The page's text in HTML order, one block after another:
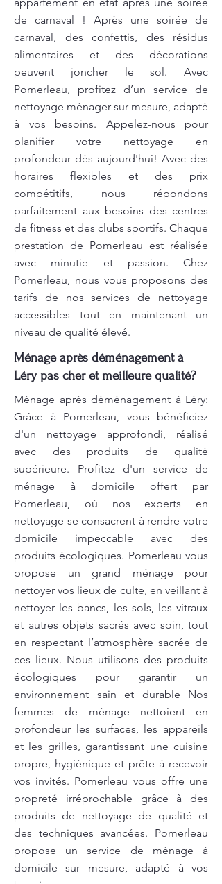
de carnaval ! Après une soirée de
carnaval, des confettis, des résidus
alimentaires et des décorations
peuvent joncher le sol. Avec
Pomerleau, profitez d’un service de
nettoyage ménager sur mesure, adapté
à vos besoins. Appelez-nous pour
planifier votre nettoyage en
profondeur dès aujourd'hui! Avec des
horaires flexibles et des prix
compétitifs, nous répondons
parfaitement aux besoins des centres
de fitness et des clubs sportifs. Chaque
prestation de Pomerleau est réalisée
avec minutie et passion. Chez
Pomerleau, nous vous proposons des
tarifs de nos services de nettoyage
accessibles tout en maintenant un
niveau de qualité élevé.
Ménage après déménagement à
Léry pas cher et meilleure qualité?
Ménage après déménagement à Léry:
Grâce à Pomerleau, vous bénéficiez
d'un nettoyage approfondi, réalisé
avec des produits de qualité
supérieure. Profitez d'un service de
ménage à domicile offert par
Pomerleau, où nos experts en
nettoyage se consacrent à rendre votre
domicile impeccable avec des
produits écologiques. Pomerleau vous
propose un grand ménage pour
nettoyer vos lieux de culte, en veillant à
nettoyer les bancs, les sols, les vitraux
et autres objets sacrés avec soin, tout
en respectant l’atmosphère sacrée de
ces lieux. Nous utilisons des produits
écologiques pour garantir un
environnement sain et durable Nos
femmes de ménage nettoient en
profondeur les surfaces, les appareils
et les grilles, garantissant une cuisine
propre, hygiénique et prête à recevoir
vos invités. Pomerleau vous offre une
propreté irréprochable grâce à des
produits de nettoyage de qualité et
des techniques avancées. Pomerleau
propose un service de ménage à
domicile sur mesure, adapté à vos